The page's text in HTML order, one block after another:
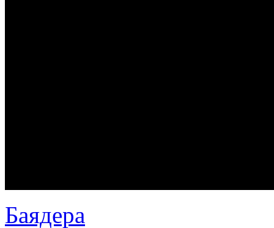
Баядера